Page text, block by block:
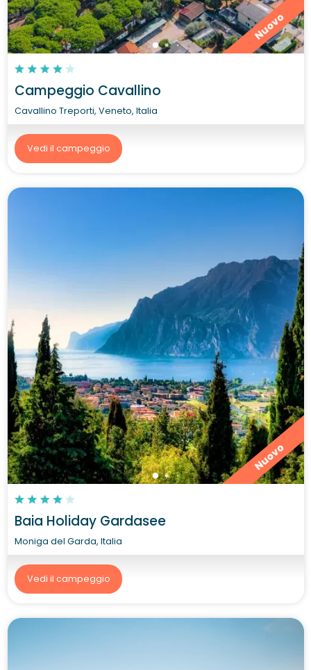
Nuovo
Campeggio Cavallino
Cavallino Treporti, Veneto, Italia
Vedi il campeggio
Nuovo
Baia Holiday Gardasee
Moniga del Garda, Italia
Vedi il campeggio